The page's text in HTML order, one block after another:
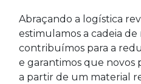
Abraçando a logística
estimulamos a cadeia de
contribuímos para a
e garantimos que novos
a partir de um material